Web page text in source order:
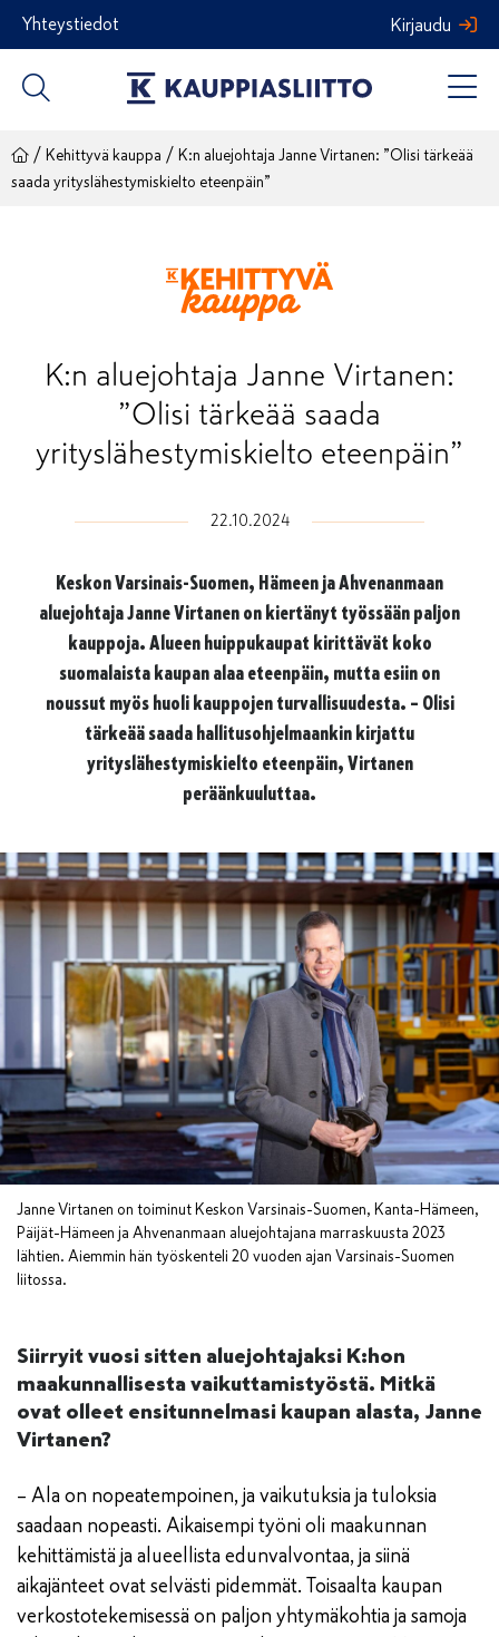
Siirry
sisältöön
Yhteystiedot Kirjaudu
/ Kehittyvä kauppa / K:n aluejohtaja Janne Virtanen: ”Olisi tärkeää
saada yrityslähestymiskielto eteenpäin”
K:n aluejohtaja Janne Virtanen:
”Olisi tärkeää saada
yrityslähestymiskielto eteenpäin”
22.10.2024
Keskon Varsinais-Suomen, Hämeen ja Ahvenanmaan
aluejohtaja Janne Virtanen on kiertänyt työssään paljon
kauppoja. Alueen huippukaupat kirittävät koko
suomalaista kaupan alaa eteenpäin, mutta esiin on
noussut myös huoli kauppojen turvallisuudesta. – Olisi
tärkeää saada hallitusohjelmaankin kirjattu
yrityslähestymiskielto eteenpäin, Virtanen
peräänkuuluttaa.
Janne Virtanen on toiminut Keskon Varsinais-Suomen, Kanta-Hämeen,
Päijät-Hämeen ja Ahvenanmaan aluejohtajana marraskuusta 2023
lähtien. Aiemmin hän työskenteli 20 vuoden ajan Varsinais-Suomen
liitossa.
Siirryit vuosi sitten aluejohtajaksi K:hon
maakunnallisesta vaikuttamistyöstä. Mitkä
ovat olleet ensitunnelmasi kaupan alasta, Janne
Virtanen?
– Ala on nopeatempoinen, ja vaikutuksia ja tuloksia
saadaan nopeasti. Aikaisempi työni oli maakunnan
kehittämistä ja alueellista edunvalvontaa, ja siinä
aikajänteet ovat selvästi pidemmät. Toisaalta kaupan
verkostotekemisessä on paljon yhtymäkohtia ja samoja